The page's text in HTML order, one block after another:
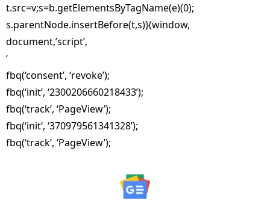
t.src=v;s=b.getElementsByTagName(e)(0);
s.parentNode.insertBefore(t,s)}(window,
document,’script’,
‘
fbq(‘consent’, ‘revoke’);
fbq(‘init’, ‘2300206660218433’);
fbq(‘track’, ‘PageView’);
fbq(‘init’, ‘370979561341328’);
fbq(‘track’, ‘PageView’);